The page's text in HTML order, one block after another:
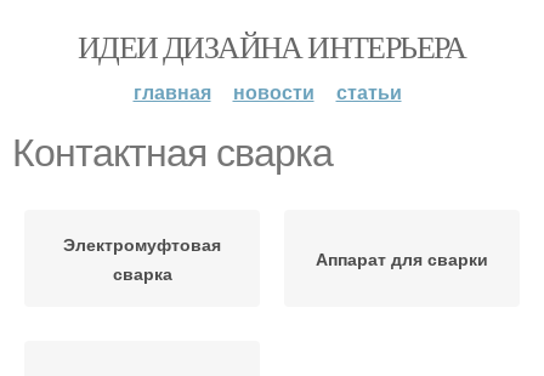
ИДЕИ ДИЗАЙНА ИНТЕРЬЕРА
главная новости статьи
Контактная сварка
Электромуфтовая
сварка
Аппарат для сварки